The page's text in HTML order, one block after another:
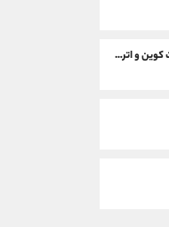
ورود 169 میلیون دلار سرمایه به ETF های بیت کوین و اتریوم